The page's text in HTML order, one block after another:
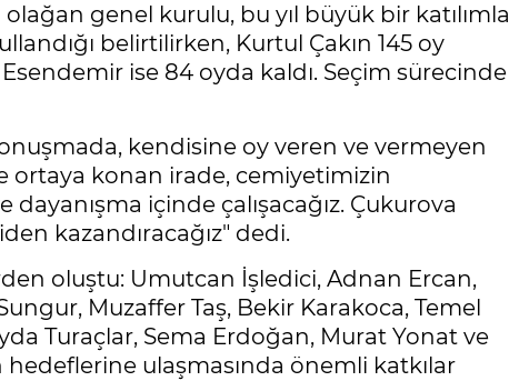
genel kurulu, bu yıl büyük bir katılımla
belirtilirken, Kurtul Çakın 145 oy
ise 84 oyda kaldı. Seçim sürecinde
kendisine oy veren ve vermeyen
ortaya konan irade, cemiyetimizin
içinde çalışacağız. Çukurova
kazandıracağız" dedi.
oluştu: Umutcan İşledici, Adnan Ercan,
Muzaffer Taş, Bekir Karakoca, Temel
Turaçlar, Sema Erdoğan, Murat Yonat ve
ulaşmasında önemli katkılar